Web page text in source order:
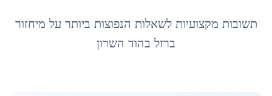
תשובות מקצועיות לשאלות הנפוצות ביותר על מיחזור
ברזל בהוד השרון